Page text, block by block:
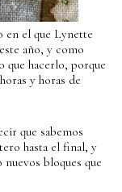
en el que Lynette
año, y como
que hacerlo, porque
y horas de
que sabemos
hasta el final, y
bloques que